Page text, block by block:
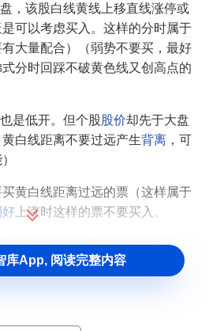
该股白线黄线上移直线涨停或
是可以考虑买入。这样的分时属于
大量配合）（弱势不要买，最好
分时回踩不破黄色线又创高点的
是低开。但个股股价却先于大盘
白线距离不要过远产生背离 ，可
白线距离过远的票（这样属于
好 上涨时这样的票不要买入。
盘受到利好刺激上涨时不要追
票都是高开的不要参与。
库App, 阅读完整内容